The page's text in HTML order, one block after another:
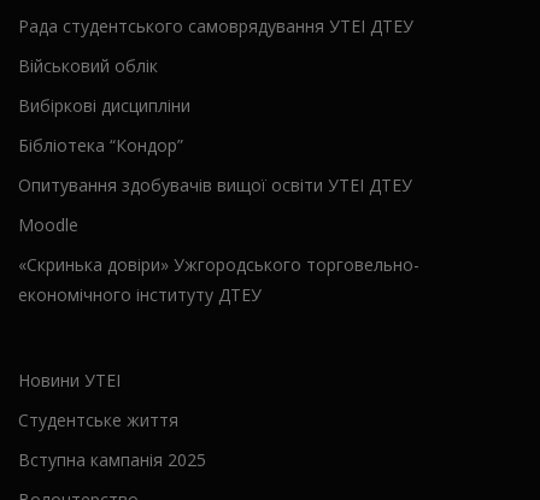
Рада студентського самоврядування УТЕІ ДТЕУ
Військовий облік
Вибіркові дисципліни
Бібліотека “Кондор”
Опитування здобувачів вищої освіти УТЕІ ДТЕУ
Moodle
«Скринька довіри» Ужгородського торговельно-
економічного інституту ДТЕУ
Новини УТЕІ
Студентське життя
Вступна кампанія 2025